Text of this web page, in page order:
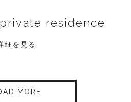
residence
細を見る
MORE